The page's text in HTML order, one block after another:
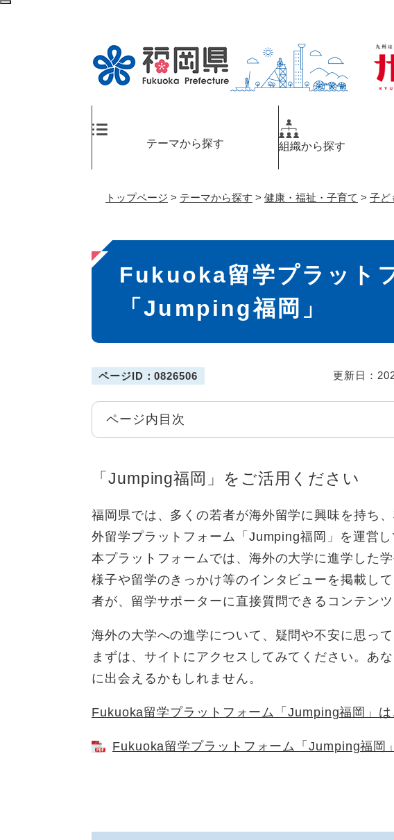
ペ
テーマから探す 組織から探す
トップページ > テーマから探す > 健康・福祉・子育て > 子ど
本
文
Fukuoka留学プラット
「Jumping福岡」
ページID：0826506 更新日：
ページ内目次
「Jumping福岡」をご活用ください
福岡県では、多くの若者が海外留学に興味を持ち
外留学プラットフォーム「Jumping福岡」を運営し
本プラットフォームでは、海外の大学に進学した
様子や留学のきっかけ等のインタビューを掲載し
者が、留学サポーターに直接質問できるコンテンツ
海外の大学への進学について、疑問や不安に思っ
まずは、サイトにアクセスしてみてください。あ
に出会えるかもしれません。
Fukuoka留学プラットフォーム「Jumping福岡」は
Fukuoka留学プラットフォーム「Jumping福岡